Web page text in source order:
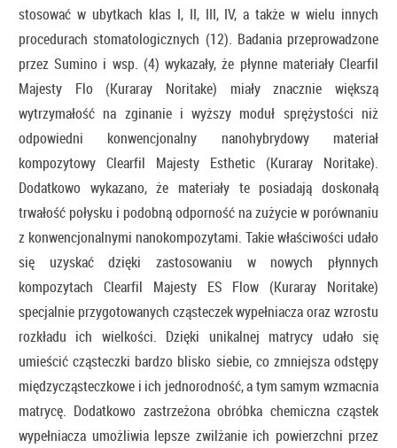
stosować w ubytkach klas I, II, III, IV, a także w wielu innych
procedurach stomatologicznych (12). Badania przeprowadzone
przez Sumino i wsp. (4) wykazały, że płynne materiały Clearfil
Majesty Flo (Kuraray Noritake) miały znacznie większą
wytrzymałość na zginanie i wyższy moduł sprężystości niż
odpowiedni konwencjonalny nanohybrydowy materiał
kompozytowy Clearfil Majesty Esthetic (Kuraray Noritake).
Dodatkowo wykazano, że materiały te posiadają doskonałą
trwałość połysku i podobną odporność na zużycie w porównaniu
z konwencjonalnymi nanokompozytami. Takie właściwości udało
się uzyskać dzięki zastosowaniu w nowych płynnych
kompozytach Clearfil Majesty ES Flow (Kuraray Noritake)
specjalnie przygotowanych cząsteczek wypełniacza oraz wzrostu
rozkładu ich wielkości. Dzięki unikalnej matrycy udało się
umieścić cząsteczki bardzo blisko siebie, co zmniejsza odstępy
międzycząsteczkowe i ich jednorodność, a tym samym wzmacnia
matrycę. Dodatkowo zastrzeżona obróbka chemiczna cząstek
wypełniacza umożliwia lepsze zwilżanie ich powierzchni przez